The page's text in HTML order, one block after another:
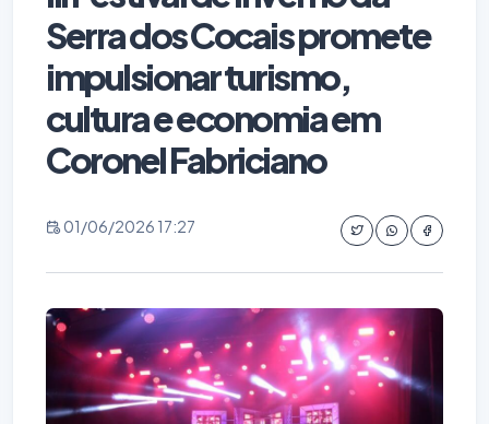
Serra dos Cocais promete
impulsionar turismo,
cultura e economia em
Coronel Fabriciano
01/06/2026 17:27